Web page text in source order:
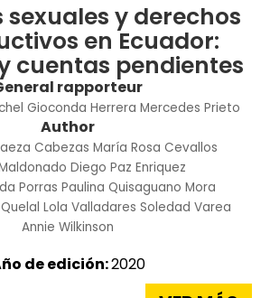
sexuales y derechos
en Ecuador:
cuentas pendientes
rapporteur
Gioconda Herrera Mercedes Prieto
Author
Cabezas María Rosa Cevallos
Diego Paz Enriquez
Porras Paulina Quisaguano Mora
Lola Valladares Soledad Varea
Annie Wilkinson
de edición:2020